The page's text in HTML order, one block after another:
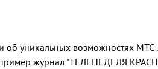
уникальных возможностях МТС
журнал "ТЕЛЕНЕДЕЛЯ